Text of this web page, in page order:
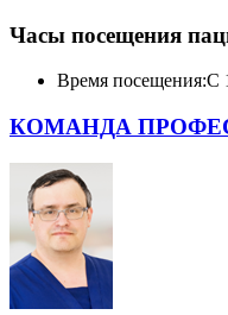
Часы посещения
Время посещения:С
КОМАНДА